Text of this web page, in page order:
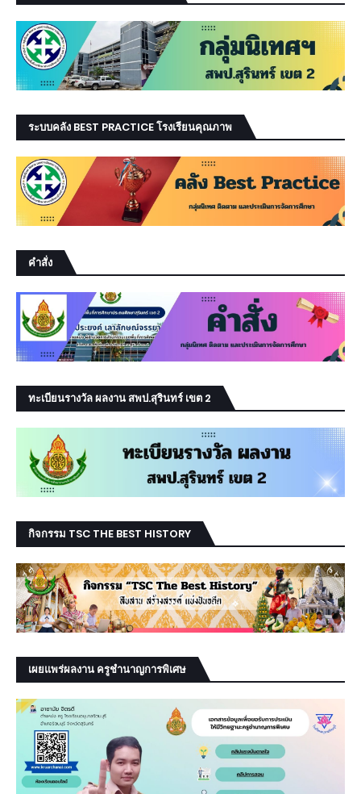
ระบบคลัง BEST PRACTICE โรงเรียนคุณภาพ
คำสั่ง
ทะเบียนรางวัล ผลงาน สพป.สุรินทร์ เขต 2
กิจกรรม TSC THE BEST HISTORY
เผยแพร่ผลงาน ครูชำนาญการพิเศษ